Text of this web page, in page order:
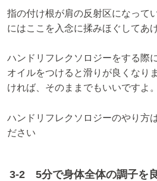
指の付け根が肩の反射区になって
にはここを入念に揉みほぐしてあ
ハンドリフレクソロジーをする際
オイルをつけると滑りが良くなり
ければ、そのままでもいいですよ。
ハンドリフレクソロジーのやり方
ださい
3-2 5分で身体全体の調子を